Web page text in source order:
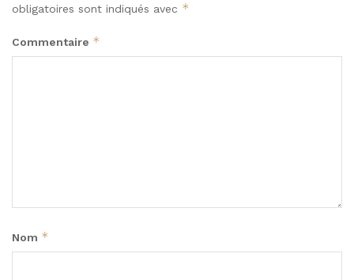
obligatoires sont indiqués avec *
Commentaire *
Nom *